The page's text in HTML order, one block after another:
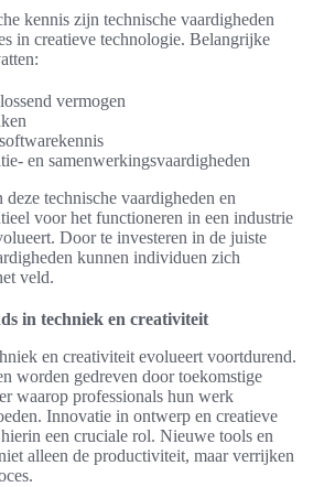
kennis zijn technische vaardigheden
in creatieve technologie. Belangrijke
vermogen
en samenwerkingsvaardigheden
technische vaardigheden en
voor het functioneren in een industrie
Door te investeren in de juiste
kunnen individuen zich
veld.
in techniek en creativiteit
en creativiteit evolueert voortdurend.
worden gedreven door toekomstige
waarop professionals hun werk
Innovatie in ontwerp en creatieve
een cruciale rol. Nieuwe tools en
alleen de productiviteit, maar verrijken